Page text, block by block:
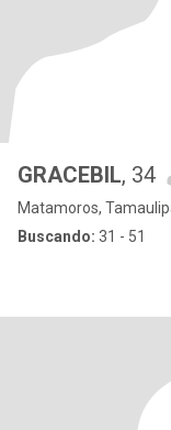
GRACEBIL, 34
Matamoros,
Buscando: 31 - 51